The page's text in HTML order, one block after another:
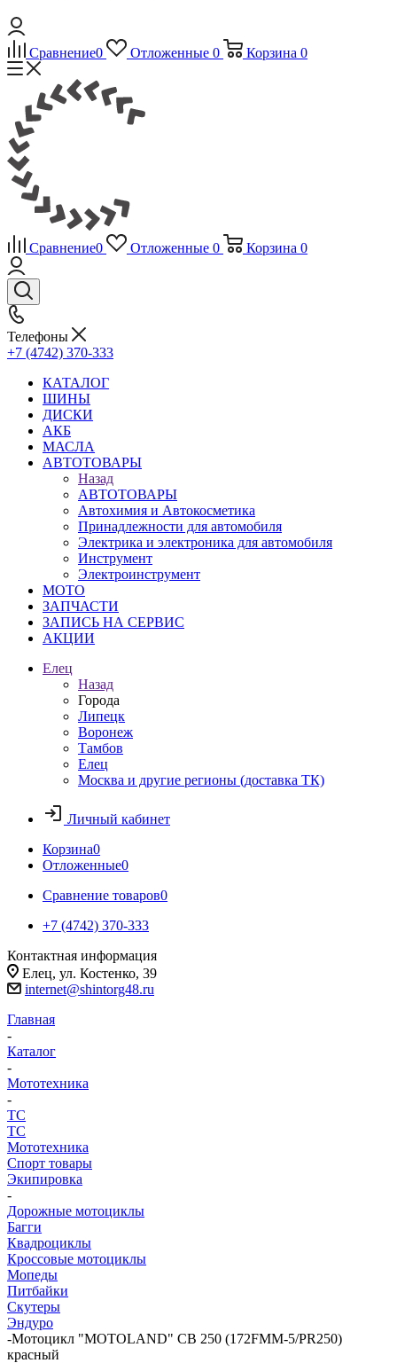
Сравнение0 Отложенные 0 Корзина 0
Сравнение0 Отложенные 0 Корзина 0
Телефоны
+7 (4742) 370-333
КАТАЛОГ
ШИНЫ
ДИСКИ
АКБ
МАСЛА
АВТОТОВАРЫ
Назад
АВТОТОВАРЫ
Автохимия и Автокосметика
Принадлежности для автомобиля
Электрика и электроника для автомобиля
Инструмент
Электроинструмент
МОТО
ЗАПЧАСТИ
ЗАПИСЬ НА СЕРВИС
АКЦИИ
Елец
Назад
Города
Липецк
Воронеж
Тамбов
Елец
Москва и другие регионы (доставка ТК)
Личный кабинет
Корзина0
Отложенные0
Сравнение товаров0
+7 (4742) 370-333
Контактная информация
Елец, ул. Костенко, 39
internet@shintorg48.ru
Главная
-
Каталог
-
Мототехника
-
ТС
ТС
Мототехника
Спорт товары
Экипировка
-
Дорожные мотоциклы
Багги
Квадроциклы
Кроссовые мотоциклы
Мопеды
Питбайки
Скутеры
Эндуро
-Мотоцикл "MOTOLAND" CB 250 (172FMM-5/PR250)
красный